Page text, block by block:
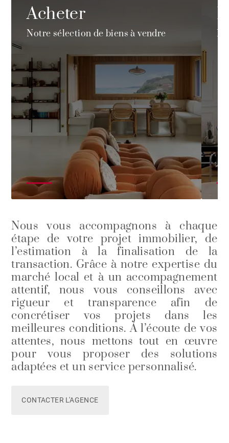
Acheter
Notre sélection de biens à vendre
Nous vous accompagnons à chaque
étape de votre projet immobilier, de
l’estimation à la finalisation de la
transaction. Grâce à notre expertise du
marché local et à un accompagnement
attentif, nous vous conseillons avec
rigueur et transparence afin de
concrétiser vos projets dans les
meilleures conditions. À l’écoute de vos
attentes, nous mettons tout en œuvre
pour vous proposer des solutions
adaptées et un service personnalisé.
CONTACTER L'AGENCE